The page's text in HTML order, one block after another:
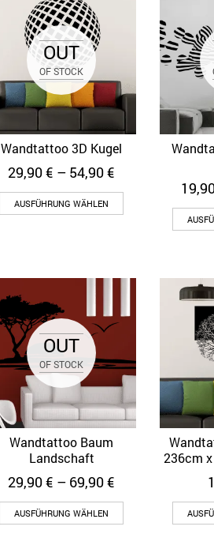
OUT
OF STOCK
Quick View
Wandtattoo 3D Kugel
29,90€ – 54,90€
AUSFÜHRUNG WÄHLEN
OUT
OF STOCK
Quick View
Wandtattoo Baum
Landschaft
29,90€ – 69,90€
AUSFÜHRUNG WÄHLEN
236cm